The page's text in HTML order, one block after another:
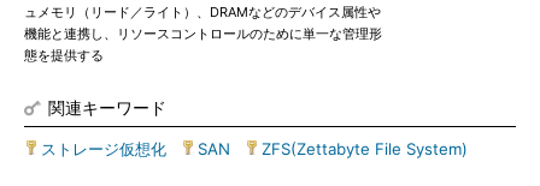
ュメモリ（リード／ライト）、DRAMなどのデバイス属性や
機能と連携し、リソースコントロールのために単一な管理形
態を提供する
関連キーワード
ストレージ仮想化 SAN ZFS(Zettabyte File System)